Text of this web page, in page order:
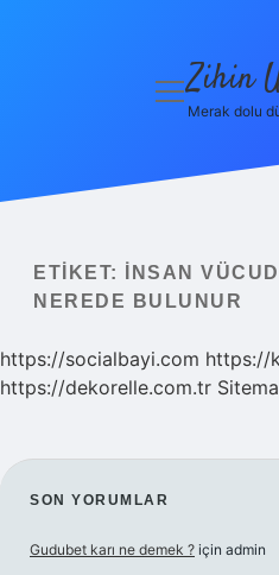
Politikası
Yasal Uyarı
menüyü
Zihin
Merak dolu
ETIKET:
İNSAN
NEREDE BULUNUR
https://socialbayi.com https://
https://dekorelle.com.tr
SIDEBAR
SON YORUMLAR
Gudubet karı ne demek ? için admin